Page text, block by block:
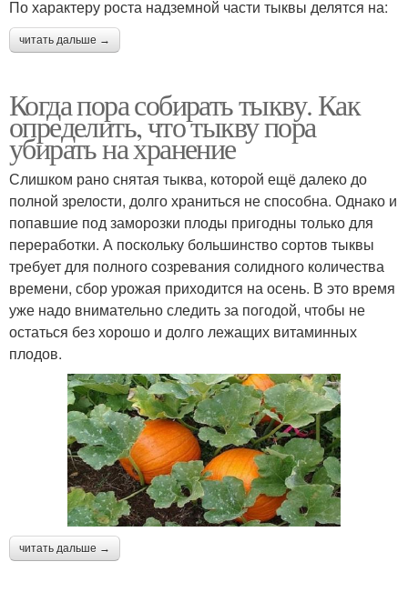
По характеру роста надземной части тыквы делятся на:
читать дальше →
Когда пора собирать тыкву. Как
определить, что тыкву пора
убирать на хранение
Слишком рано снятая тыква, которой ещё далеко до
полной зрелости, долго храниться не способна. Однако и
попавшие под заморозки плоды пригодны только для
переработки. А поскольку большинство сортов тыквы
требует для полного созревания солидного количества
времени, сбор урожая приходится на осень. В это время
уже надо внимательно следить за погодой, чтобы не
остаться без хорошо и долго лежащих витаминных
плодов.
читать дальше →